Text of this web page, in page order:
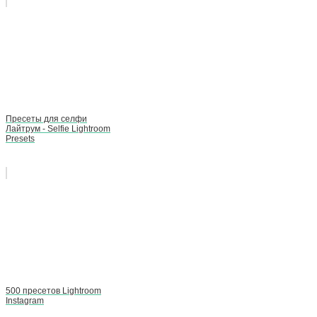
Пресеты для селфи
Лайтрум - Selfie Lightroom
Presets
500 пресетов Lightroom
Instagram